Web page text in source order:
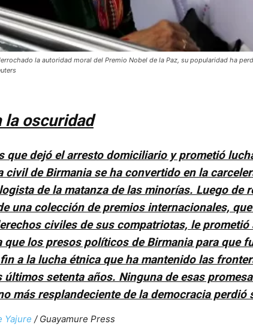
la autoridad moral del Premio Nobel de la Paz, su popularidad ha
la oscuridad
que dejó el arresto domiciliario y prometió
civil de Birmania se ha convertido en la
de la matanza de las minorías. Luego de
una colección de premios internacionales,
civiles de sus compatriotas, le prometió
que los presos políticos de Birmania para que
a la lucha étnica que ha mantenido las
últimos setenta años. Ninguna de esas
más resplandeciente de la democracia perdió
Yajure / Guayamure Press